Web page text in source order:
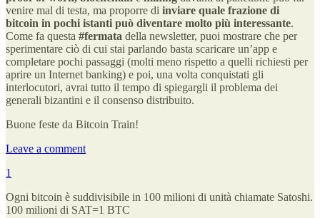
venire mal di testa, ma proporre di inviare quale frazione di
bitcoin in pochi istanti può diventare molto più interessante.
Come fa questa #fermata della newsletter, puoi mostrare che per
sperimentare ciò di cui stai parlando basta scaricare un’app e
completare pochi passaggi (molti meno rispetto a quelli richiesti per
aprire un Internet banking) e poi, una volta conquistati gli
interlocutori, avrai tutto il tempo di spiegargli il problema dei
generali bizantini e il consenso distribuito.
Buone feste da Bitcoin Train!
Leave a comment
1
Ogni bitcoin è suddivisibile in 100 milioni di unità chiamate Satoshi.
100 milioni di SAT=1 BTC